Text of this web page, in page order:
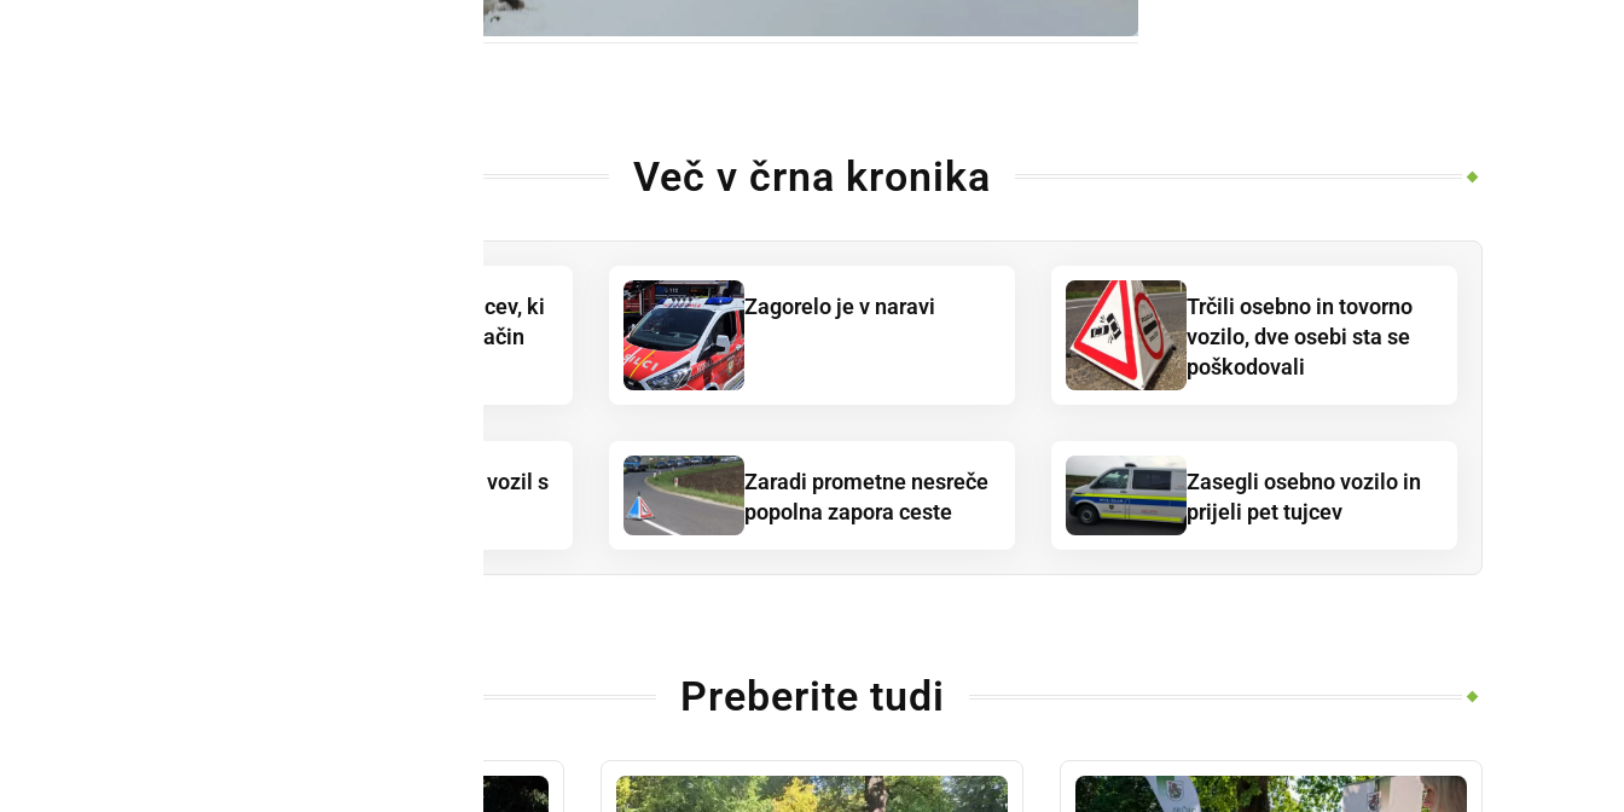
Več v črna kronika
Prijeli šestnajst tujcev, ki
so na nedovoljen način
Zagorelo je v naravi
Trčili osebno in tovorno
vozilo, dve osebi sta se
poškodovali
Namesto 80 km/h, vozil s
Zaradi prometne nesreče
popolna zapora ceste
Zasegli osebno vozilo in
prijeli pet tujcev
Preberite tudi